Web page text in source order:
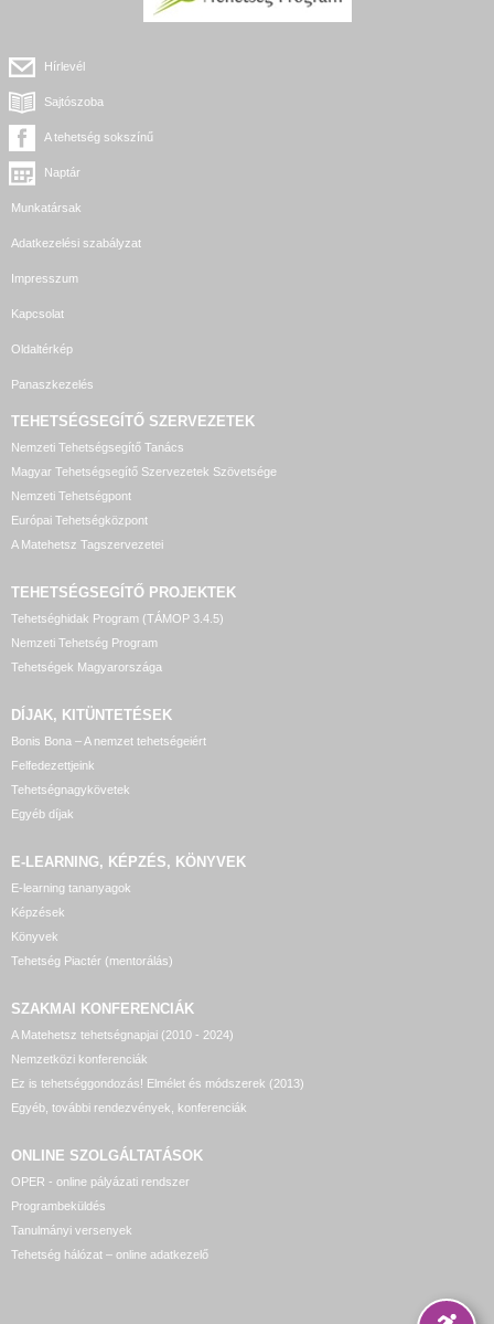
Hírlevél
Sajtószoba
A tehetség sokszínű
Naptár
Munkatársak
Adatkezelési szabályzat
Impresszum
Kapcsolat
Oldaltérkép
Panaszkezelés
TEHETSÉGSEGÍTŐ SZERVEZETEK
Nemzeti Tehetségsegítő Tanács
Magyar Tehetségsegítő Szervezetek Szövetsége
Nemzeti Tehetségpont
Európai Tehetségközpont
A Matehetsz Tagszervezetei
TEHETSÉGSEGÍTŐ PROJEKTEK
Tehetséghidak Program (TÁMOP 3.4.5)
Nemzeti Tehetség Program
Tehetségek Magyarországa
DÍJAK, KITÜNTETÉSEK
Bonis Bona – A nemzet tehetségeiért
Felfedezettjeink
Tehetségnagykövetek
Egyéb díjak
E-LEARNING, KÉPZÉS, KÖNYVEK
E-learning tananyagok
Képzések
Könyvek
Tehetség Piactér (mentorálás)
SZAKMAI KONFERENCIÁK
A Matehetsz tehetségnapjai (2010 - 2024)
Nemzetközi konferenciák
Ez is tehetséggondozás! Elmélet és módszerek (2013)
Egyéb, további rendezvények, konferenciák
ONLINE SZOLGÁLTATÁSOK
OPER - online pályázati rendszer
Programbeküldés
Tanulmányi versenyek
Tehetség hálózat – online adatkezelő